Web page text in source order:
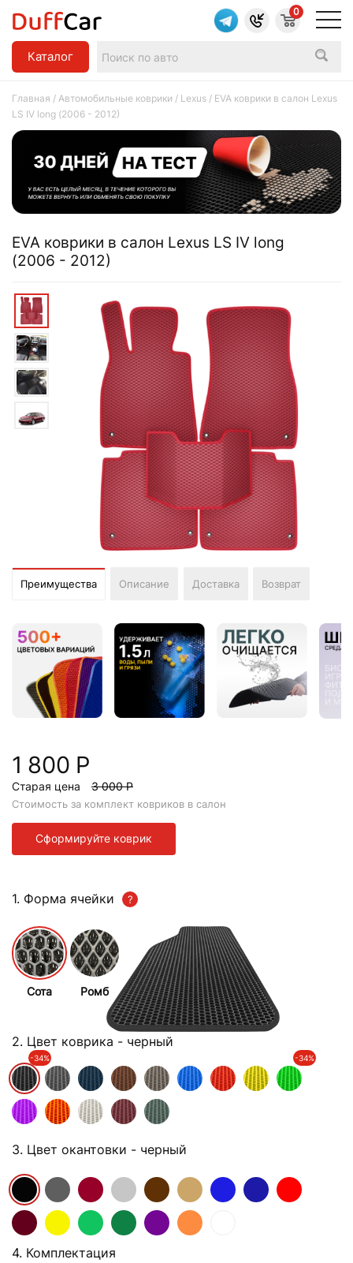
Каталог
0
Главная / Автомобильные коврики / Lexus / EVA коврики в салон Lexus
LS IV long (2006 - 2012)
EVA коврики в салон Lexus LS IV long
(2006 - 2012)
Преимущества Описание Доставка Возврат
1 800 Р
Старая цена 3 000 Р
Стоимость за комплект ковриков в салон
Сформируйте коврик
1. Форма ячейки
Сота Ромб
2. Цвет коврика - черный
-34% -34%
3. Цвет окантовки - черный
4. Комплектация